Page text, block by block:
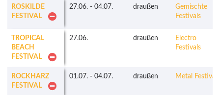
ROSKILDE
FESTIVAL
27.06. - 04.07. draußen
Gemischte
Festivals
TROPICAL
BEACH
FESTIVAL
27.06. draußen
Electro
Festivals
ROCKHARZ
FESTIVAL
01.07. - 04.07. draußen Metal Festivals